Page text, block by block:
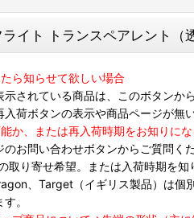
イト トランスペアレント（
ら知らせて欲しい場合
示されている商品は、このボタンか
入荷ボタンの表示や商品ページが無
か、または再入荷時期をお知りに
のお問い合わせボタンからご質問く
取り寄せ希望。または入荷時期を知
、Target（イギリス製品）は個
。